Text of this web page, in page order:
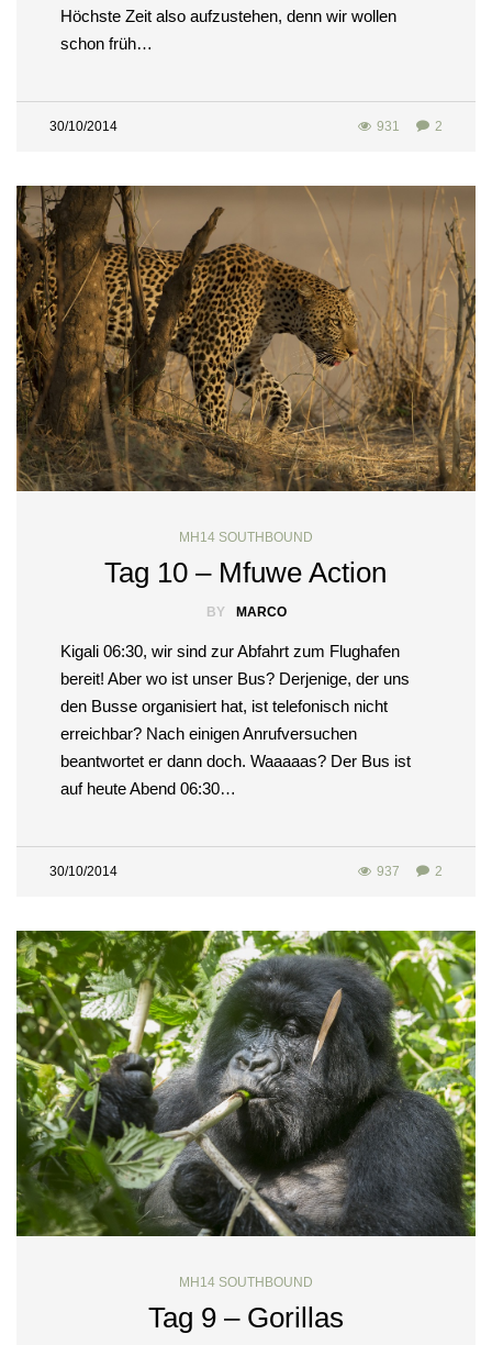
Höchste Zeit also aufzustehen, denn wir wollen
schon früh…
30/10/2014 2
931
MH14 SOUTHBOUND
Tag 10 – Mfuwe Action
BY MARCO
Kigali 06:30, wir sind zur Abfahrt zum Flughafen
bereit! Aber wo ist unser Bus? Derjenige, der uns
den Busse organisiert hat, ist telefonisch nicht
erreichbar? Nach einigen Anrufversuchen
beantwortet er dann doch. Waaaaas? Der Bus ist
auf heute Abend 06:30…
30/10/2014 2
937
MH14 SOUTHBOUND
Tag 9 – Gorillas